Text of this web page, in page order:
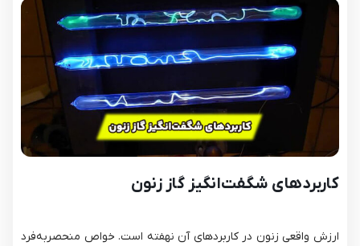
کاربردهای شگفت‌انگیز گاز زنون
ارزش واقعی زنون در کاربردهای آن نهفته است. خواص منحصربه‌فرد